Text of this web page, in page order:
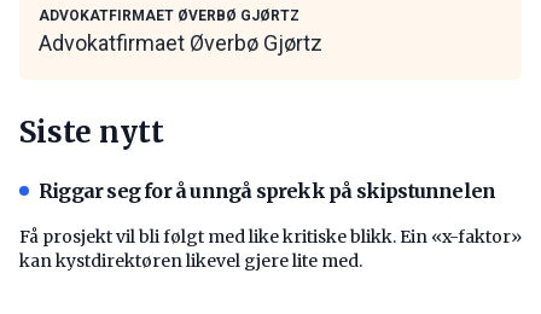
ADVOKATFIRMAET ØVERBØ GJØRTZ
Advokatfirmaet Øverbø Gjørtz
Siste nytt
Riggar seg for å unngå sprekk på skipstunnelen
Få prosjekt vil bli følgt med like kritiske blikk. Ein «x-faktor»
kan kystdirektøren likevel gjere lite med.